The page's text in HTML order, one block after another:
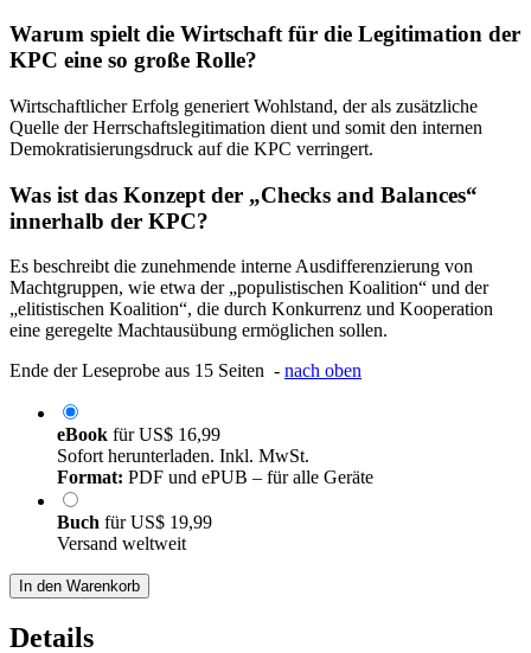
Warum spielt die Wirtschaft für die Legitimation der
KPC eine so große Rolle?
Wirtschaftlicher Erfolg generiert Wohlstand, der als zusätzliche
Quelle der Herrschaftslegitimation dient und somit den internen
Demokratisierungsdruck auf die KPC verringert.
Was ist das Konzept der „Checks and Balances“
innerhalb der KPC?
Es beschreibt die zunehmende interne Ausdifferenzierung von
Machtgruppen, wie etwa der „populistischen Koalition“ und der
„elitistischen Koalition“, die durch Konkurrenz und Kooperation
eine geregelte Machtausübung ermöglichen sollen.
Ende der Leseprobe aus 15 Seiten - nach oben
eBook fürUS$ 16,99
Sofort herunterladen. Inkl. MwSt.
Format: PDF und ePUB – für alle Geräte
Buch fürUS$ 19,99
Versand weltweit
In den Warenkorb
Details